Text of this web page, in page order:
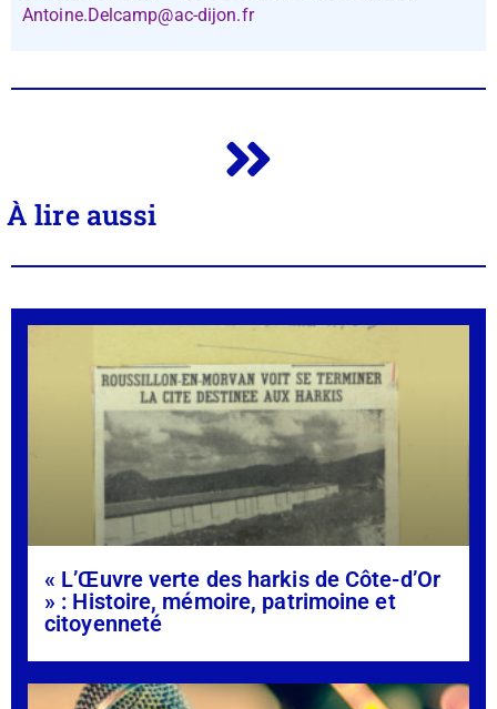
Antoine.Delcamp@ac-dijon.fr
À lire aussi
« L’Œuvre verte des harkis de Côte-d’Or
» : Histoire, mémoire, patrimoine et
citoyenneté